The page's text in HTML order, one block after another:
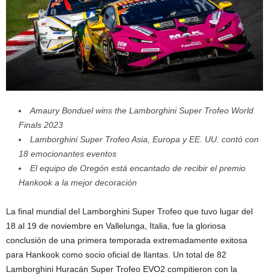
Amaury Bonduel wins the Lamborghini Super Trofeo World
Finals 2023
Lamborghini Super Trofeo Asia, Europa y EE. UU. contó con
18 emocionantes eventos
El equipo de Oregón está encantado de recibir el premio
Hankook a la mejor decoración
La final mundial del Lamborghini Super Trofeo que tuvo lugar del
18 al 19 de noviembre en Vallelunga, Italia, fue la gloriosa
conclusión de una primera temporada extremadamente exitosa
para Hankook como socio oficial de llantas. Un total de 82
Lamborghini Huracán Super Trofeo EVO2 compitieron con la